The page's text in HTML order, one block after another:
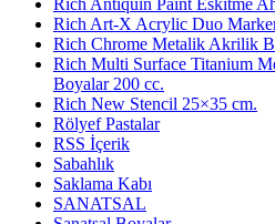
Rich Antiquin Paint Eskitme
Rich Art-X Acrylic Duo
Rich Chrome Metalik Akrilik
Rich Multi Surface Titanium
Boyalar 200 cc.
Rich New Stencil 25×35 cm.
Rölyef Pastalar
RSS İçerik
Sabahlık
Saklama Kabı
SANATSAL